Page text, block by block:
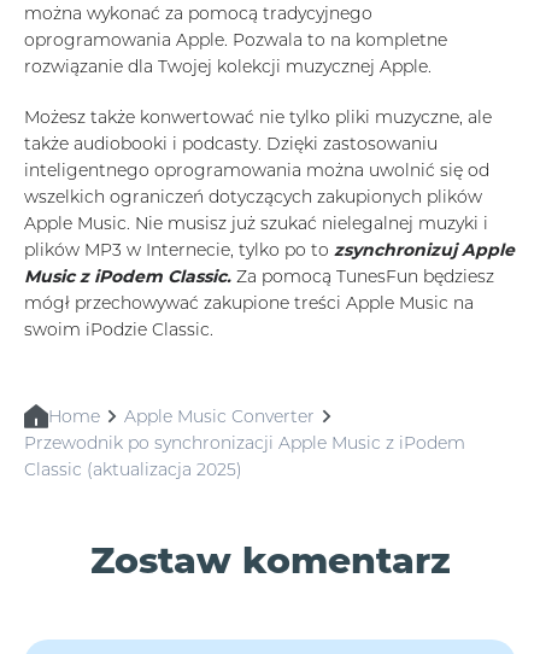
można wykonać za pomocą tradycyjnego
oprogramowania Apple. Pozwala to na kompletne
rozwiązanie dla Twojej kolekcji muzycznej Apple.
Możesz także konwertować nie tylko pliki muzyczne, ale
także audiobooki i podcasty. Dzięki zastosowaniu
inteligentnego oprogramowania można uwolnić się od
wszelkich ograniczeń dotyczących zakupionych plików
Apple Music. Nie musisz już szukać nielegalnej muzyki i
plików MP3 w Internecie, tylko po to zsynchronizuj Apple
Music z iPodem Classic. Za pomocą TunesFun będziesz
mógł przechowywać zakupione treści Apple Music na
swoim iPodzie Classic.
Home
Apple Music Converter
Przewodnik po synchronizacji Apple Music z iPodem
Classic (aktualizacja 2025)
Zostaw komentarz